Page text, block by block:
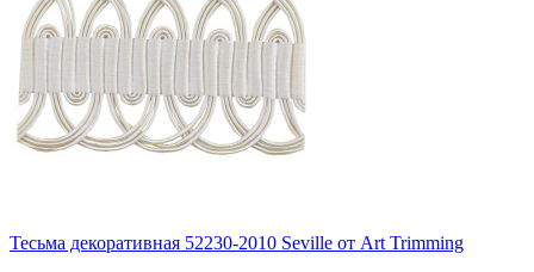
Тесьма декоративная 52230-2010 Seville от Art Trimming